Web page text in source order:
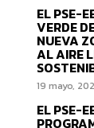
EL PSE-
VERDE
NUEVA
AL AIRE
19 mayo,
EL PSE-